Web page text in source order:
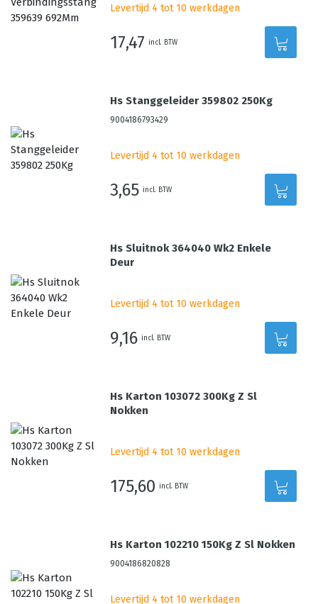
Levertijd 4 tot 10 werkdagen
17,47 incl. BTW
Hs Stanggeleider 359802 250Kg
9004186793429
Levertijd 4 tot 10 werkdagen
3,65 incl. BTW
Hs Sluitnok 364040 Wk2 Enkele
Deur
Levertijd 4 tot 10 werkdagen
9,16 incl. BTW
Hs Karton 103072 300Kg Z Sl
Nokken
Levertijd 4 tot 10 werkdagen
175,60 incl. BTW
Hs Karton 102210 150Kg Z Sl Nokken
9004186820828
Levertijd 4 tot 10 werkdagen